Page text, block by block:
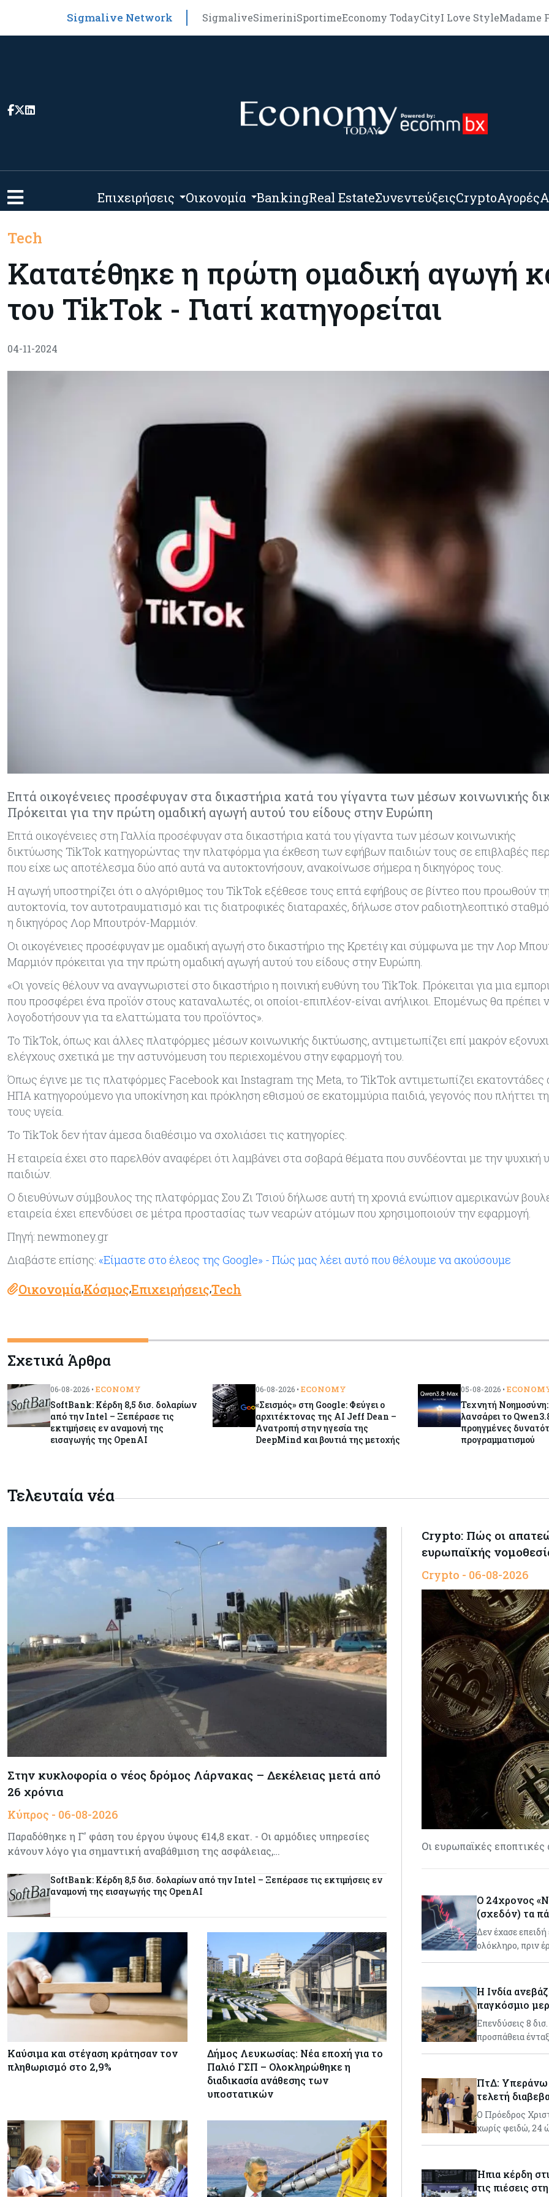
Sigmalive Network SigmaliveSimeriniSportimeEconomy TodayCityI Love StyleMadame
Επιχειρήσεις Οικονομία BankingReal EstateΣυνεντεύξειςCryptoΑγορές
Tech
Κατατέθηκε η πρώτη ομαδική αγωγή
του TikTok - Γιατί κατηγορείται
04-11-2024
Επτά οικογένειες προσέφυγαν στα δικαστήρια κατά του γίγαντα των μέσων κοινωνικής
Πρόκειται για την πρώτη ομαδική αγωγή αυτού του είδους στην Ευρώπη
Επτά οικογένειες στη Γαλλία προσέφυγαν στα δικαστήρια κατά του γίγαντα των μέσων κοινωνικής
δικτύωσης TikTok κατηγορώντας την πλατφόρμα για έκθεση των εφήβων παιδιών τους σε επιβλαβές
που είχε ως αποτέλεσμα δύο από αυτά να αυτοκτονήσουν, ανακοίνωσε σήμερα η δικηγόρος τους.
Η αγωγή υποστηρίζει ότι ο αλγόριθμος του TikTok εξέθεσε τους επτά εφήβους σε βίντεο που προωθούν
αυτοκτονία, τον αυτοτραυματισμό και τις διατροφικές διαταραχές, δήλωσε στον ραδιοτηλεοπτικό
η δικηγόρος Λορ Μπουτρόν-Μαρμιόν.
Οι οικογένειες προσέφυγαν με ομαδική αγωγή στο δικαστήριο της Κρετέιγ και σύμφωνα με την Λορ
Μαρμιόν πρόκειται για την πρώτη ομαδική αγωγή αυτού του είδους στην Ευρώπη.
«Οι γονείς θέλουν να αναγνωριστεί στο δικαστήριο η ποινική ευθύνη του TikTok. Πρόκειται για μια
που προσφέρει ένα προϊόν στους καταναλωτές, οι οποίοι-επιπλέον-είναι ανήλικοι. Επομένως θα πρέπει
λογοδοτήσουν για τα ελαττώματα του προϊόντος».
Το TikTok, όπως και άλλες πλατφόρμες μέσων κοινωνικής δικτύωσης, αντιμετωπίζει επί μακρόν
ελέγχους σχετικά με την αστυνόμευση του περιεχομένου στην εφαρμογή του.
Όπως έγινε με τις πλατφόρμες Facebook και Instagram της Meta, το TikTok αντιμετωπίζει εκατοντάδες
ΗΠΑ κατηγορούμενο για υποκίνηση και πρόκληση εθισμού σε εκατομμύρια παιδιά, γεγονός που πλήττει
τους υγεία.
Το TikTok δεν ήταν άμεσα διαθέσιμο να σχολιάσει τις κατηγορίες.
Η εταιρεία έχει στο παρελθόν αναφέρει ότι λαμβάνει στα σοβαρά θέματα που συνδέονται με την ψυχική
παιδιών.
Ο διευθύνων σύμβουλος της πλατφόρμας Σου Ζι Τσιού δήλωσε αυτή τη χρονιά ενώπιον αμερικανών
εταιρεία έχει επενδύσει σε μέτρα προστασίας των νεαρών ατόμων που χρησιμοποιούν την εφαρμογή.
Πηγή: newmoney.gr
Διαβάστε επίσης: «Είμαστε στο έλεος της Google» - Πώς μας λέει αυτό που θέλουμε να ακούσουμε
Οικονομία,Κόσμος,Επιχειρήσεις,Tech
Σχετικά Άρθρα
06-08-2026 • ECONOMY
SoftBank: Κέρδη 8,5 δισ. δολαρίων
από την Intel – Ξεπέρασε τις
εκτιμήσεις εν αναμονή της
εισαγωγής της OpenAI
06-08-2026 • ECONOMY
«Σεισμός» στη Google: Φεύγει ο
αρχιτέκτονας της AI Jeff Dean –
Ανατροπή στην ηγεσία της
DeepMind και βουτιά της μετοχής
05-08-2026 •
Τεχνητή
λανσάρει το
προηγμένες
προγραμματισμού
Τελευταία νέα
Στην κυκλοφορία ο νέος δρόμος Λάρνακας – Δεκέλειας μετά από
26 χρόνια
Κύπρος - 06-08-2026
Παραδόθηκε η Γ' φάση του έργου ύψους €14,8 εκατ. - Οι αρμόδιες υπηρεσίες
κάνουν λόγο για σημαντική αναβάθμιση της ασφάλειας,…
SoftBank: Κέρδη 8,5 δισ. δολαρίων από την Intel – Ξεπέρασε τις εκτιμήσεις εν
αναμονή της εισαγωγής της OpenAI
Καύσιμα και στέγαση κράτησαν τον
πληθωρισμό στο 2,9%
Δήμος Λευκωσίας: Νέα εποχή για το
Παλιό ΓΣΠ – Ολοκληρώθηκε η
διαδικασία ανάθεσης των
υποστατικών
Crypto: Πώς οι
ευρωπαϊκής
Crypto - 06-08-2026
Οι ευρωπαϊκές
Ο 24χρονος
(σχεδόν) τα
Δεν έχασε
ολόκληρο, πριν
Η Ινδία
παγκόσμιο
Επενδύσεις 8
προσπάθεια
ΠτΔ: Υπεράνω
τελετή
Ο Πρόεδρος
χωρίς φειδώ, 24
Ήπια κέρδη
τις πιέσεις